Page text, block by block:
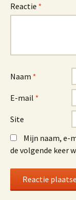
Reactie *
Naam *
E-mail *
Site
Mijn naam, e-
de volgende keer